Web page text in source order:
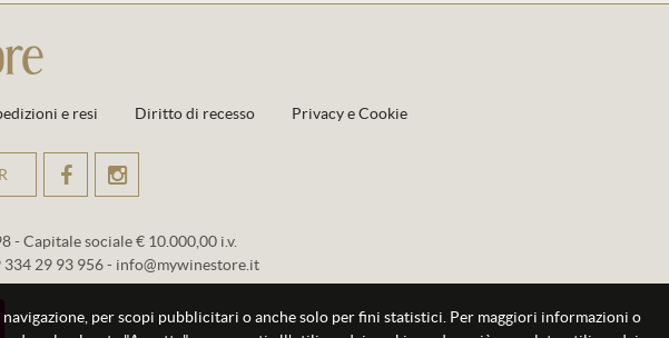
e resi Diritto di recesso Privacy e Cookie
per scopi pubblicitari o anche solo per fini statistici. Per maggiori informazioni o
OK
Capitale sociale € 10.000,00 i.v.
334 29 93 956 - info@mywinestore.it